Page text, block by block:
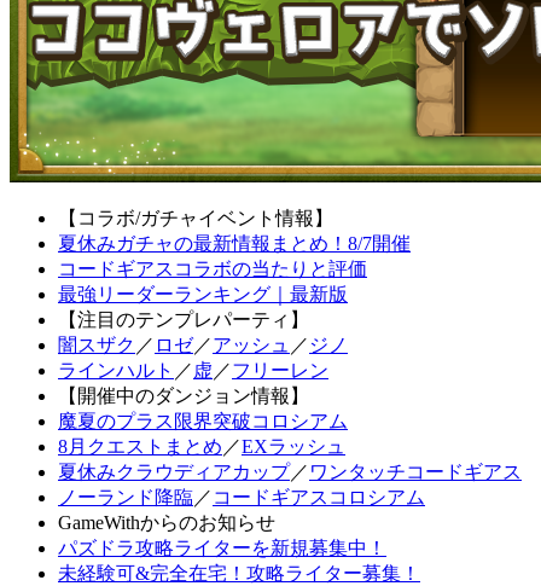
【コラボ/ガチャイベント情報】
夏休みガチャの最新情報まとめ！8/7開催
コードギアスコラボの当たりと評価
最強リーダーランキング｜最新版
【注目のテンプレパーティ】
闇スザク ／ ロゼ／アッシュ ／ ジノ
ラインハルト ／ 虚 ／フリーレン
【開催中のダンジョン情報】
魔夏のプラス限界突破コロシアム
8月クエストまとめ ／EXラッシュ
夏休みクラウディアカップ／ ワンタッチコードギアス
ノーランド降臨／ コードギアスコロシアム
GameWithからのお知らせ
パズドラ攻略ライターを新規募集中！
未経験可&完全在宅！攻略ライター募集！